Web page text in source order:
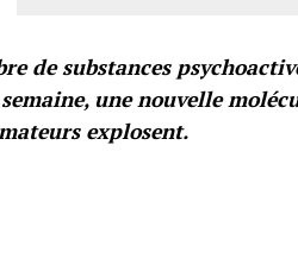
de substances
semaine, une nouvelle
explosent.